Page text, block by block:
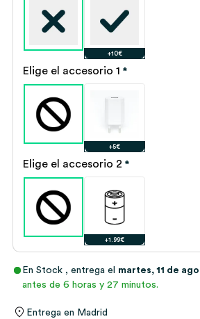
+10€
Elige el accesorio 1 *
+5€
Elige el accesorio 2 *
+1.99€
En Stock , entrega el martes, 11 de
antes de 6 horas y 27 minutos.
Entrega en Madrid